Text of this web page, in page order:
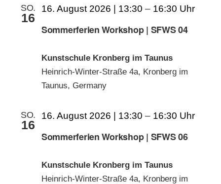
SO.
16
Sommerferien Workshop | SFWS 04
16. August 2026 | 13:30 – 16:30
Kunstschule Kronberg im Taunus
Heinrich-Winter-Straße 4a, Kronberg im
Taunus, Germany
SO.
16
Sommerferien Workshop | SFWS 06
16. August 2026 | 13:30 – 16:30
Kunstschule Kronberg im Taunus
Heinrich-Winter-Straße 4a, Kronberg im